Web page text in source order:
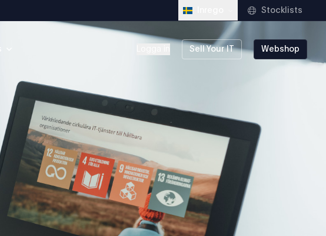
Stocklists
Sell Your IT Webshop